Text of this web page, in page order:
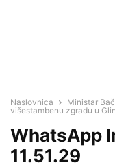
Naslovnica
Ministar
višestambenu zgradu u
WhatsApp
11.51.29